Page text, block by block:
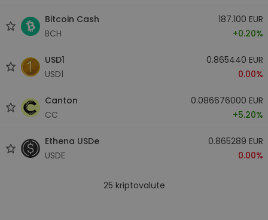
Bitcoin Cash
BCH
187.100 EUR
+0.20%
USD1
USD1
0.865440 EUR
0.00%
Canton
CC
0.086676000 EUR
+5.20%
Ethena USDe
USDE
0.865289 EUR
0.00%
25 kriptovalute